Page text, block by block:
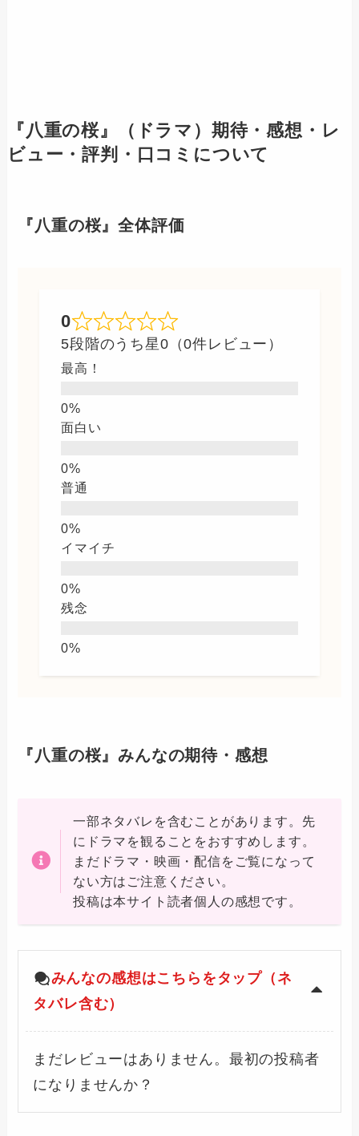
『八重の桜』（ドラマ）期待・感想・レ
ビュー・評判・口コミについて
『八重の桜』全体評価
0
5段階のうち星0（0件レビュー）
最高！
面白い
普通
イマイチ
残念
『八重の桜』みんなの期待・感想
一部ネタバレを含むことがあります。先
にドラマを観ることをおすすめします。
まだドラマ・映画・配信をご覧になって
ない方はご注意ください。
投稿は本サイト読者個人の感想です。
みんなの感想はこちらをタップ（ネ
タバレ含む）
まだレビューはありません。最初の投稿者
になりませんか？